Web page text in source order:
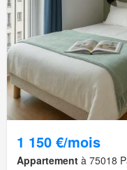
1 150 €/mois
Appartement à 75018